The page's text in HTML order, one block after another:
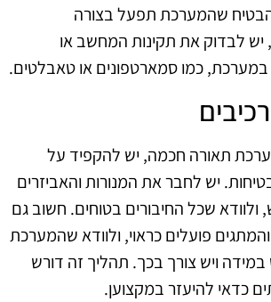
שהמערכת תפעל בצורה
יש לבדוק את תקינות המחשב או
כמו סמארטפונים או טאבלטים.
תאורה חכמה, יש להקפיד על
יש לחבר את המנורות והאביזרים
ולוודא שכל החיבורים בטוחים. חשוב גם
פועלים כראוי, ולוודא שהמערכת
ויש צורך בכך. תהליך זה דורש
כדאי להיעזר במקצוען.